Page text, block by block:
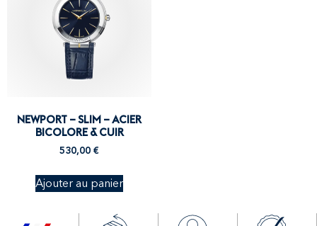
NEWPORT – SLIM – ACIER
BICOLORE & CUIR
530,00 €
Ajouter au panier